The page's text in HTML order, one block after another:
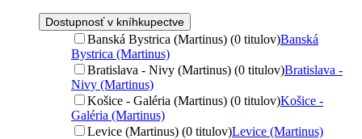
Dostupnosť v kníhkupectve
Banská Bystrica (Martinus) (0 titulov)Banská
Bystrica (Martinus)
Bratislava - Nivy (Martinus) (0 titulov)Bratislava -
Nivy (Martinus)
Košice - Galéria (Martinus) (0 titulov)Košice -
Galéria (Martinus)
Levice (Martinus) (0 titulov)Levice (Martinus)